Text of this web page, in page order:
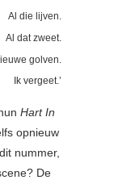
Al die lijven.
Al dat zweet.
golven.
Ik vergeet.’
Hart In
opnieuw
nummer,
De